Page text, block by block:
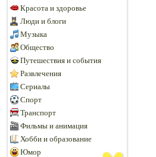
Красота и здоровье
Люди и блоги
Музыка
Общество
Путешествия и события
Развлечения
Сериалы
Спорт
Транспорт
Фильмы и анимация
Хобби и образование
Юмор